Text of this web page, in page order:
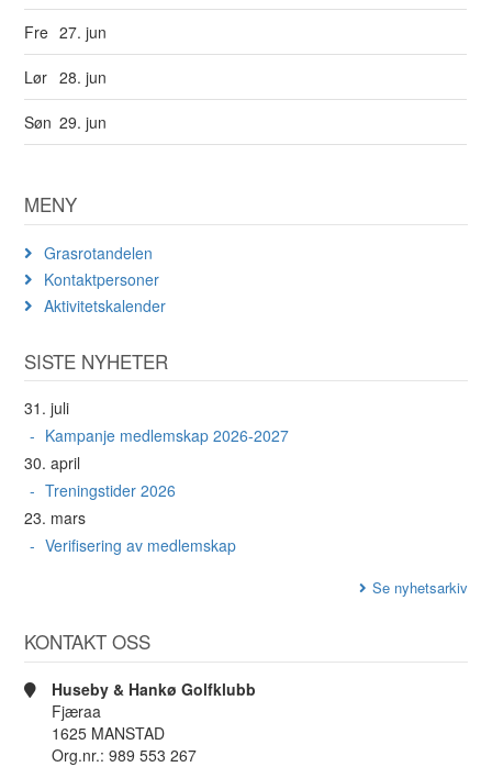
Fre 27. jun
Lør 28. jun
Søn 29. jun
MENY
Grasrotandelen
Kontaktpersoner
Aktivitetskalender
SISTE NYHETER
31. juli
Kampanje medlemskap 2026-2027
30. april
Treningstider 2026
23. mars
Verifisering av medlemskap
Se nyhetsarkiv
KONTAKT OSS
Huseby & Hankø Golfklubb
Fjæraa
1625 MANSTAD
Org.nr.: 989 553 267